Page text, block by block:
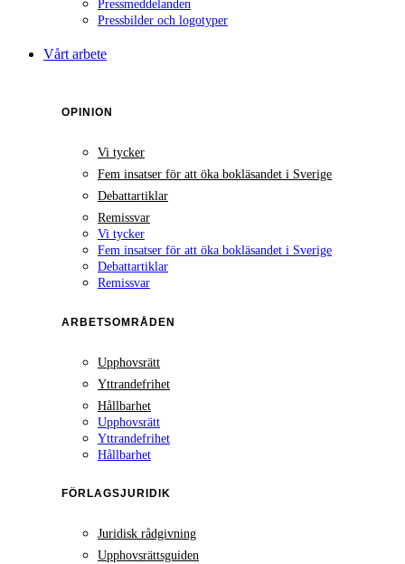
Pressmeddelanden
Pressbilder och logotyper
Vårt arbete
OPINION
Vi tycker
Fem insatser för att öka bokläsandet i Sverige
Debattartiklar
Remissvar
Vi tycker
Fem insatser för att öka bokläsandet i Sverige
Debattartiklar
Remissvar
ARBETSOMRÅDEN
Upphovsrätt
Yttrandefrihet
Hållbarhet
Upphovsrätt
Yttrandefrihet
Hållbarhet
FÖRLAGSJURIDIK
Juridisk rådgivning
Upphovsrättsguiden